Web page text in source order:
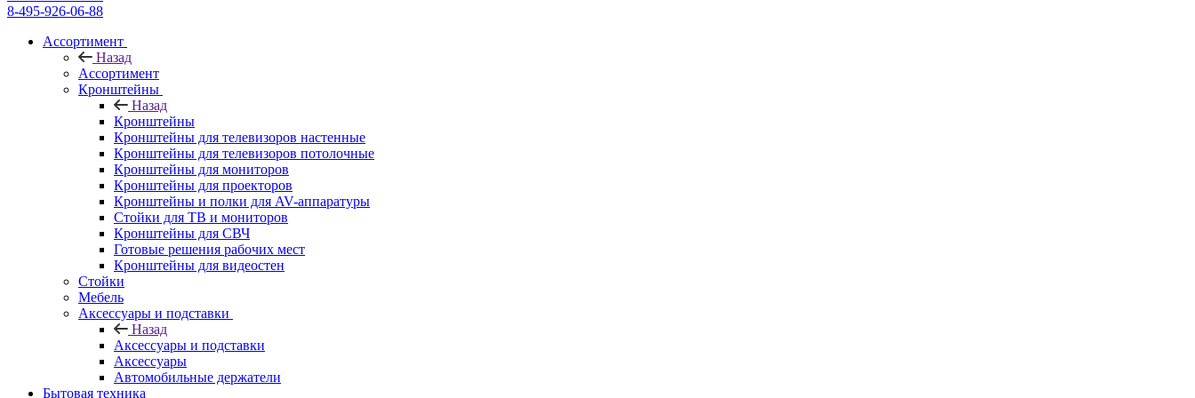
8-495-926-06-88
Ассортимент
Назад
Ассортимент
Кронштейны
Назад
Кронштейны
Кронштейны для телевизоров настенные
Кронштейны для телевизоров потолочные
Кронштейны для мониторов
Кронштейны для проекторов
Кронштейны и полки для AV-аппаратуры
Стойки для ТВ и мониторов
Кронштейны для СВЧ
Готовые решения рабочих мест
Кронштейны для видеостен
Стойки
Мебель
Аксессуары и подставки
Назад
Аксессуары и подставки
Аксессуары
Автомобильные держатели
Бытовая техника